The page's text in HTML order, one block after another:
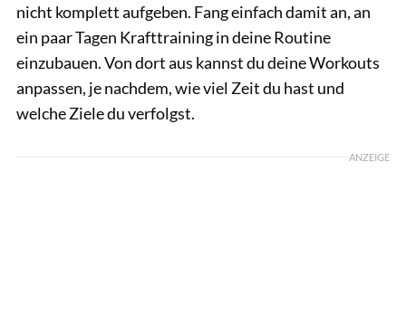
nicht komplett aufgeben. Fang einfach damit an, an
ein paar Tagen Krafttraining in deine Routine
einzubauen. Von dort aus kannst du deine Workouts
anpassen, je nachdem, wie viel Zeit du hast und
welche Ziele du verfolgst.
ANZEIGE